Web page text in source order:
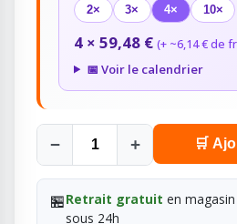
2× 3× 4× 10×
4 × 59,48 € (+ ~6,14 € de
📅 Voir le calendrier
− + 🛒
🏪Retrait gratuit en
sous 24h